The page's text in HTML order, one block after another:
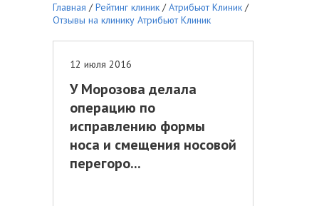
Главная /Рейтинг клиник /Атрибьют Клиник /
Отзывы на клинику Атрибьют Клиник
12 июля 2016
У Морозова делала
операцию по
исправлению формы
носа и смещения носовой
перегоро...